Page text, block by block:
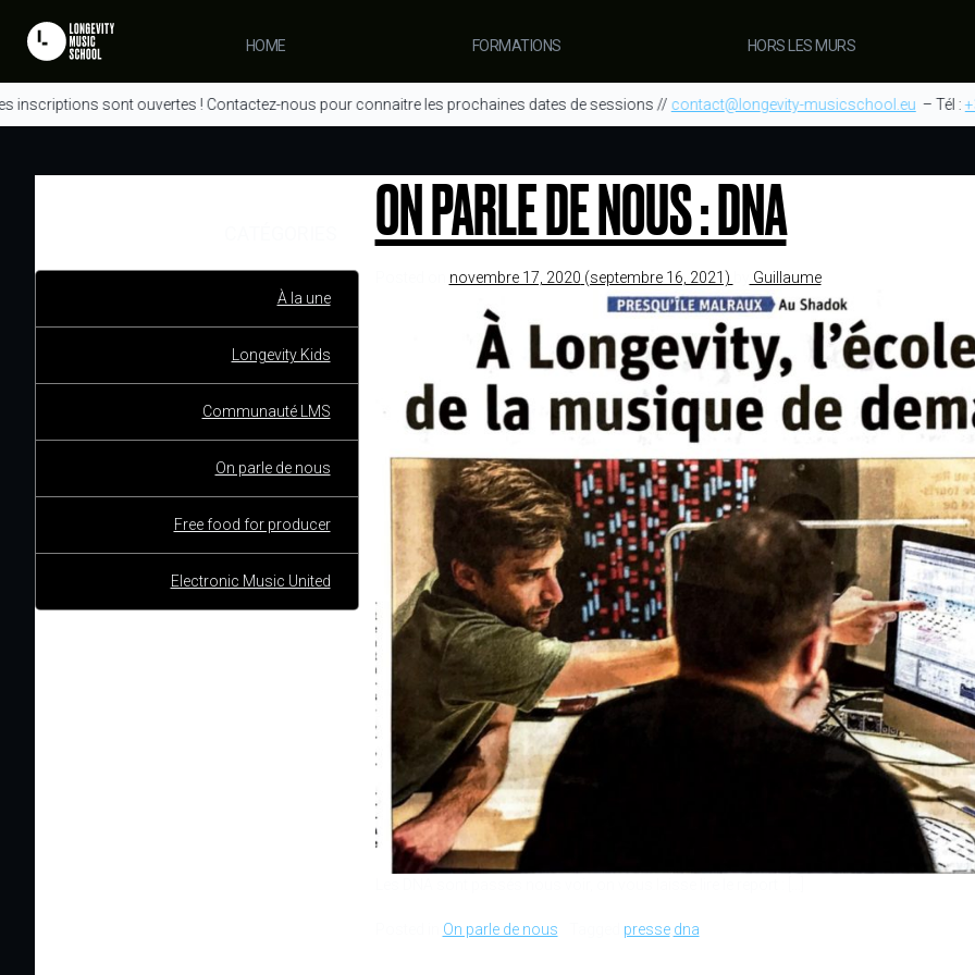
HOME FORMATIONS HORS LES MURS
inscriptions sont ouvertes ! Contactez-nous pour connaitre les prochaines dates de sessions //contact@longevity-musicschool.eu– Tél :
BLOG : DNA
À la une
Longevity Kids
Communauté LMS
On parle de nous
Free food for producer
Electronic Music United
ON PARLE DE NOUS : DNA
novembre 17, 2020 (septembre 16, 2021) Guillaume
On parle de nous presse, dna